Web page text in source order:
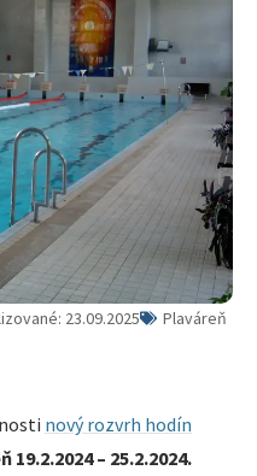
23.09.2025 Plaváreň
nový rozvrh hodín
19.2.2024 – 25.2.2024.